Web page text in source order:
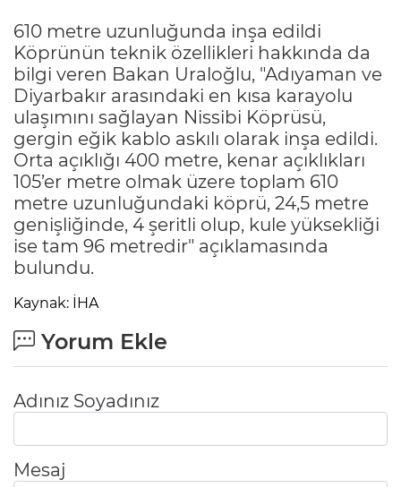
610 metre uzunluğunda inşa edildi
Köprünün teknik özellikleri hakkında da
bilgi veren Bakan Uraloğlu, "Adıyaman ve
Diyarbakır arasındaki en kısa karayolu
ulaşımını sağlayan Nissibi Köprüsü,
gergin eğik kablo askılı olarak inşa edildi.
Orta açıklığı 400 metre, kenar açıklıkları
105’er metre olmak üzere toplam 610
metre uzunluğundaki köprü, 24,5 metre
genişliğinde, 4 şeritli olup, kule yüksekliği
ise tam 96 metredir" açıklamasında
bulundu.
Kaynak: İHA
Yorum Ekle
Adınız Soyadınız
Mesaj